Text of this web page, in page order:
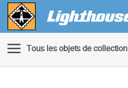
Tous les objets de collection